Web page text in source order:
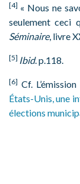
[4] « Nous ne
seulement ceci
Séminaire, livre
[5] Ibid. p.118.
[6] Cf. L’émission
États-Unis, une
élections